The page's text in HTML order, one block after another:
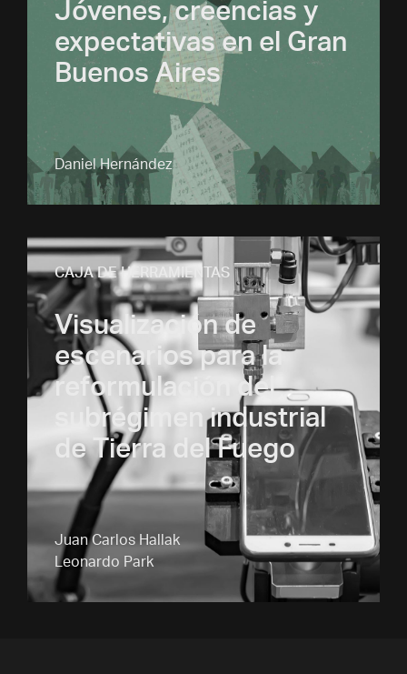
Jóvenes, creencias y
expectativas en el Gran
Buenos Aires
Daniel Hernández
CAJA DE HERRAMIENTAS
Visualización de
escenarios para la
reformulación del
subrégimen industrial
de Tierra del Fuego
Juan Carlos Hallak
Leonardo Park